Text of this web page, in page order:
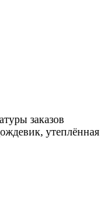
заказов
утеплённая